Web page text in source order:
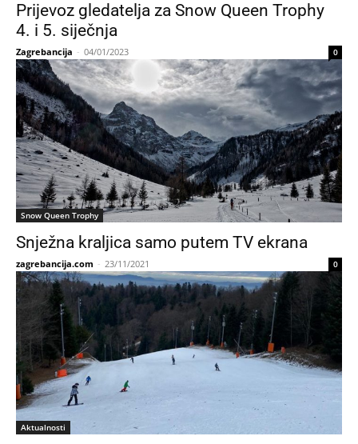
Prijevoz gledatelja za Snow Queen Trophy
4. i 5. siječnja
Zagrebancija - 04/01/2023 0
Snow Queen Trophy
Snježna kraljica samo putem TV ekrana
zagrebancija.com - 23/11/2021 0
Aktualnosti